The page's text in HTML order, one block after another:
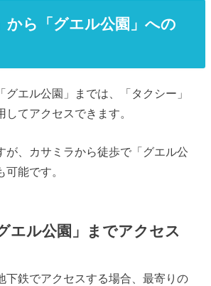
から「グエル公園」への
グエル公園」までは、「タクシー」
てアクセスできます。
が、カサミラから徒歩で「グエル公
能です。
エル公園」までアクセス
下鉄でアクセスする場合、最寄りの